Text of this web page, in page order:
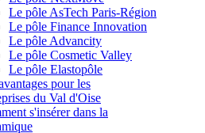
Le pôle AsTech Paris-Région
Le pôle Finance Innovation
Le pôle Advancity
Le pôle Cosmetic Valley
Le pôle Elastopôle
pour les
du Val d'Oise
s'insérer dans la